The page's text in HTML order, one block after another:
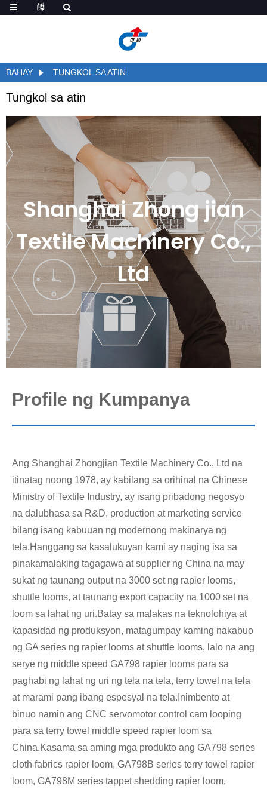
BAHAY TUNGKOL SA ATIN
Tungkol sa atin
Shanghai Zhong jian
Textile Machinery Co.,
Ltd
Profile ng Kumpanya
Ang Shanghai Zhongjian Textile Machinery Co., Ltd na
itinatag noong 1978, ay kabilang sa orihinal na Chinese
Ministry of Textile Industry, ay isang pribadong negosyo
na dalubhasa sa R&D, production at marketing service
bilang isang kabuuan ng modernong makinarya ng
tela.Hanggang sa kasalukuyan kami ay naging isa sa
pinakamalaking tagagawa at supplier ng China na may
sukat ng taunang output na 3000 set ng rapier looms,
shuttle looms, at taunang export capacity na 1000 set na
loom sa lahat ng uri.Batay sa malakas na teknolohiya at
kapasidad ng produksyon, matagumpay kaming nakabuo
ng GA series ng rapier looms at shuttle looms, lalo na ang
serye ng middle speed GA798 rapier looms para sa
paghabi ng lahat ng uri ng tela na tela, terry towel na tela
at marami pang ibang espesyal na tela.Inimbento at
binuo namin ang CNC servomotor control cam looping
para sa terry towel middle speed rapier loom sa
China.Kasama sa aming mga produkto ang GA798 series
cloth fabrics rapier loom, GA798B series terry towel rapier
loom, GA798M series tappet shedding rapier loom,